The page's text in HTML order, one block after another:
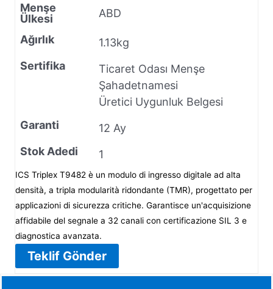
Menşe
Ülkesi
ABD
Ağırlık
1.13kg
Sertifika
Ticaret Odası Menşe
Şahadetnamesi
Üretici Uygunluk Belgesi
Garanti
12 Ay
Stok Adedi
1
ICS Triplex T9482 è un modulo di ingresso digitale ad alta
densità, a tripla modularità ridondante (TMR), progettato per
applicazioni di sicurezza critiche. Garantisce un'acquisizione
affidabile del segnale a 32 canali con certificazione SIL 3 e
diagnostica avanzata.
Teklif Gönder